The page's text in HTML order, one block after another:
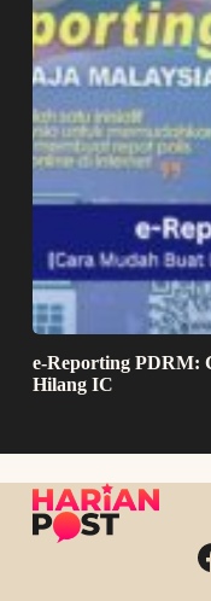
e-Reporting PDRM:
Hilang IC